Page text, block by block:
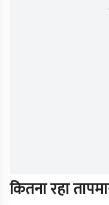
कितना रहा